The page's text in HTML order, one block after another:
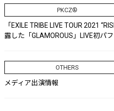
PKCZ®
「EXILE TRIBE LIVE TOUR 2021
露した「GLAMOROUS」LIVE初パ
OTHERS
メディア出演情報